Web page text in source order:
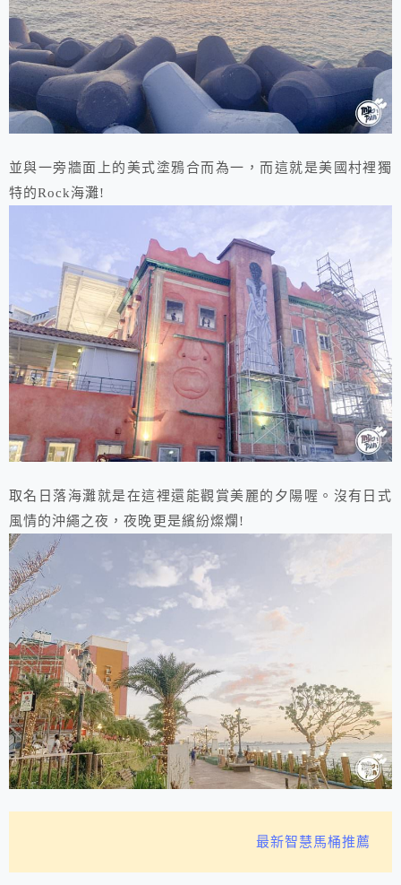
並與一旁牆面上的美式塗鴉合而為一，而這就是美國村裡獨
特的Rock海灘!
取名日落海灘就是在這裡還能觀賞美麗的夕陽喔。沒有日式
風情的沖繩之夜，夜晚更是繽紛燦爛!
最新智慧馬桶推薦